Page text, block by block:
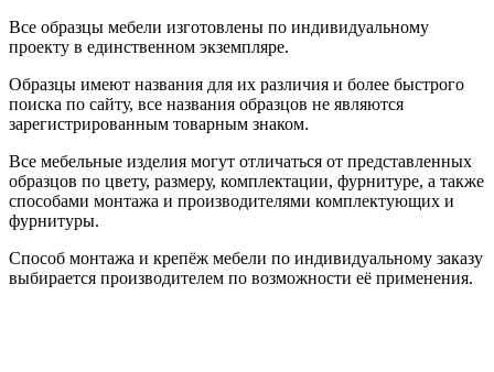
Все образцы мебели изготовлены по индивидуальному
проекту в единственном экземпляре.
Образцы имеют названия для их различия и более быстрого
поиска по сайту, все названия образцов не являются
зарегистрированным товарным знаком.
Все мебельные изделия могут отличаться от представленных
образцов по цвету, размеру, комплектации, фурнитуре, а также
способами монтажа и производителями комплектующих и
фурнитуры.
Способ монтажа и крепёж мебели по индивидуальному заказу
выбирается производителем по возможности её применения.